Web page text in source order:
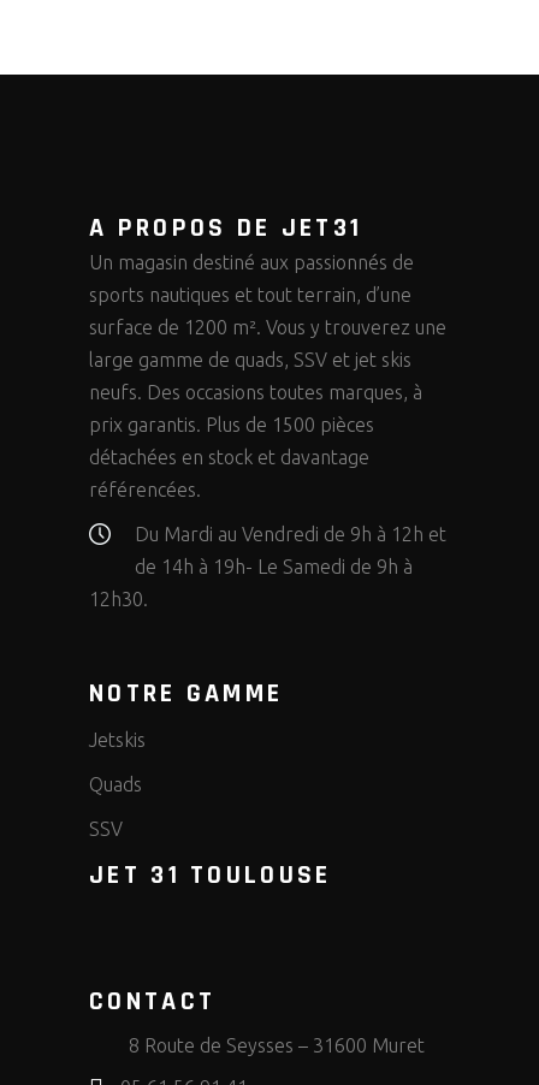
A PROPOS DE JET31
Un magasin destiné aux passionnés de
sports nautiques et tout terrain, d’une
surface de 1200 m². Vous y trouverez une
large gamme de quads, SSV et jet skis
neufs. Des occasions toutes marques, à
prix garantis. Plus de 1500 pièces
détachées en stock et davantage
référencées.
Du Mardi au Vendredi de 9h à 12h et
de 14h à 19h- Le Samedi de 9h à
12h30.
NOTRE GAMME
Jetskis
Quads
SSV
JET 31 TOULOUSE
CONTACT
8 Route de Seysses – 31600 Muret